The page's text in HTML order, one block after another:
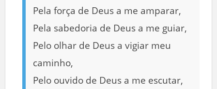
Pela força de Deus a me amparar,
Pela sabedoria de Deus a me guiar,
Pelo olhar de Deus a vigiar meu
caminho,
Pelo ouvido de Deus a me escutar,